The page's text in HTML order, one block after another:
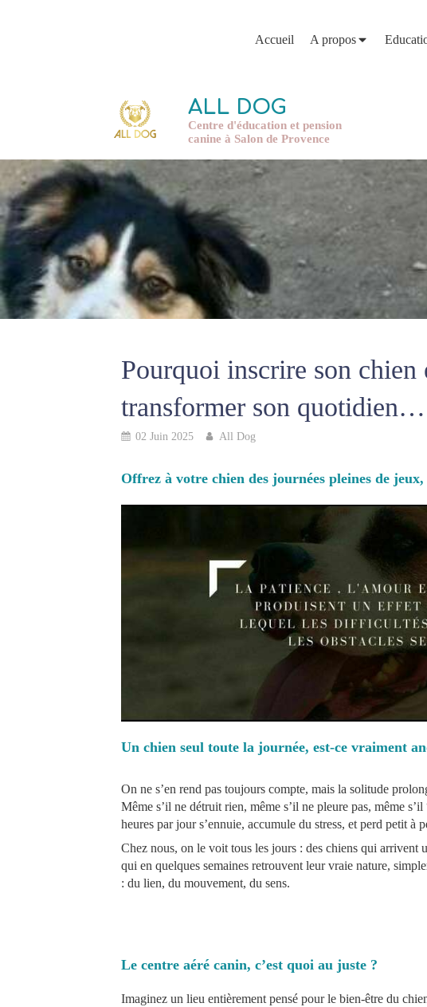
Accueil A propos
ALL DOG
Centre d'éducation et pension
canine à Salon de Provence
Pourquoi inscrire son chien
transformer son
02 Juin 2025 All Dog
Offrez à votre chien des journées pleines de
Un chien seul toute la journée, est-ce vraiment
On ne s’en rend pas toujours compte, mais la solitude
Même s’il ne détruit rien, même s’il ne pleure pas, même
heures par jour s’ennuie, accumule du stress, et perd petit à
Chez nous, on le voit tous les jours : des chiens qui arrivent
qui en quelques semaines retrouvent leur vraie nature,
: du lien, du mouvement, du sens.
Le centre aéré canin, c’est quoi au juste ?
Imaginez un lieu entièrement pensé pour le bien-être du